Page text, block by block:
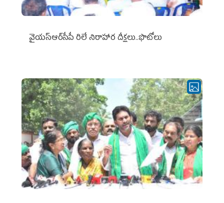
వైయ‌స్ఆర్‌సీపీ రిలే నిరాహార దీక్షలు..ఫొటోలు